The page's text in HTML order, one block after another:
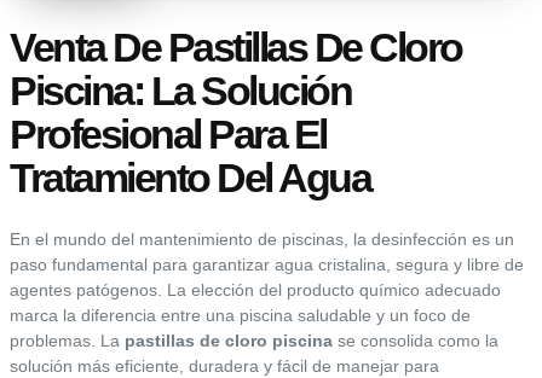
Venta De Pastillas De Cloro
Piscina: La Solución
Profesional Para El
Tratamiento Del Agua
En el mundo del mantenimiento de piscinas, la desinfección es un
paso fundamental para garantizar agua cristalina, segura y libre de
agentes patógenos. La elección del producto químico adecuado
marca la diferencia entre una piscina saludable y un foco de
problemas. La pastillas de cloro piscina se consolida como la
solución más eficiente, duradera y fácil de manejar para